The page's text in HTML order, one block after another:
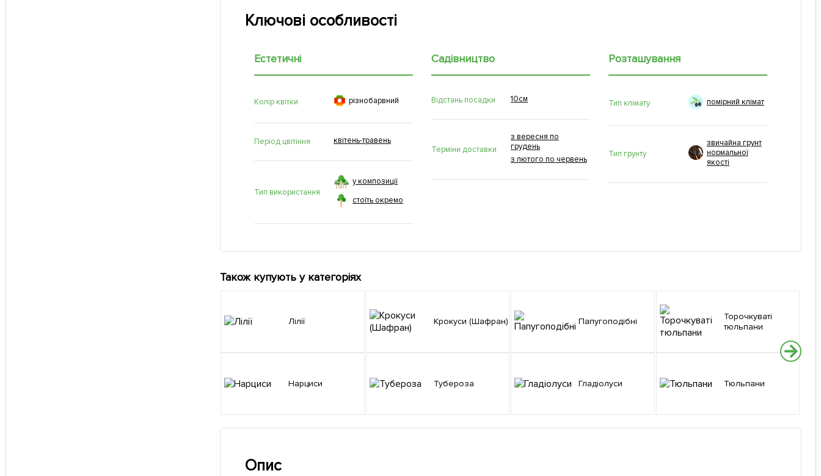
Ключові особливості
Естетичні
Колір квітки  рiзнобарвний
Період цвітіння квітень-травень
Тип використання
у композиції
стоїть окремо
Садівництво
Відстань посадки 10см
Терміни доставки
з вересня по
грудень
з лютого по червень
Розташування
Тип клімату помірний клімат
Тип грунту
звичайна грунт
нормальної
якості
Також купують у категоріях
Лілії
Нарциси
Крокуси (Шафран)
Тубероза
Папугоподібні
Гладіолуси
Торочкуваті
тюльпани
Тюльпани
Опис